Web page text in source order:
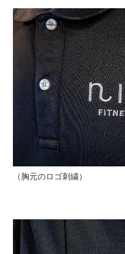
（胸元のロゴ刺繍）